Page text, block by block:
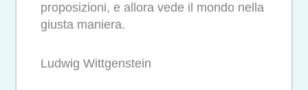
proposizioni, e allora vede il mondo nella
giusta maniera.
Ludwig Wittgenstein